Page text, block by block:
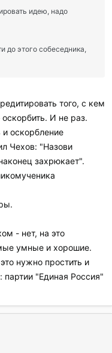
идею, надо
до этого собеседника,
того, с кем
И не раз.
оскорбление
Чехов: "Назови
захрюкает".
- нет, на это
умные и хорошие.
нужно простить и
партии "Единая Россия"